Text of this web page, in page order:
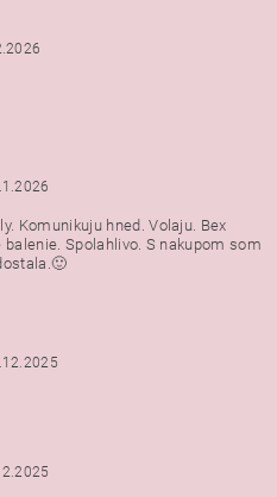
Komunikuju hned. Volaju. Bex
Spolahlivo. S nakupom som